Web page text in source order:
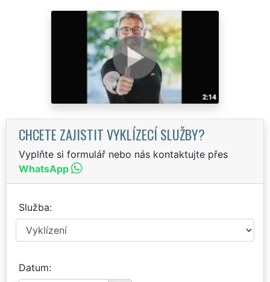
CHCETE ZAJISTIT VYKLÍZECÍ SLUŽBY?
Vyplňte si formulář nebo nás kontaktujte přes
WhatsApp
Služba
Datum